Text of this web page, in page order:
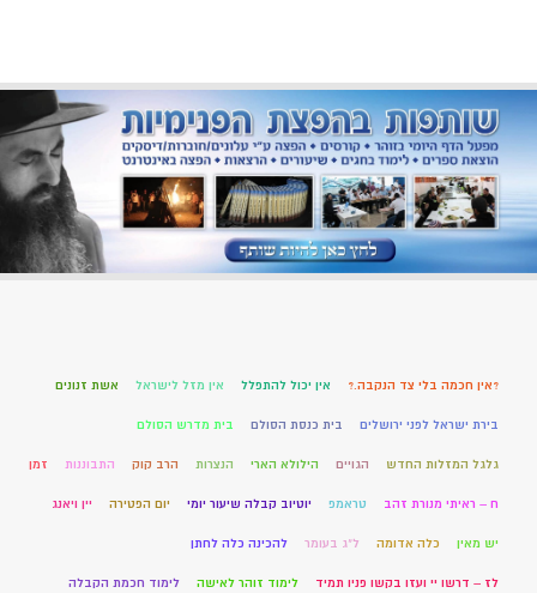
?אין חכמה בלי צד הנקבה.? אין יכול להתפלל אין מזל לישראל אשת זנונים
בירת ישראל לפני ירושלים בית כנסת הסולם בית מדרש הסולם
גלגל המזלות החדש הגויים הילולא הארי הנצרות הרב קוק התבוננות זמן
ח – ראיתי מנורת זהב טראמפ יוטיוב קבלה שיעור יומי יום הפטירה יין ויאנג
יש מאין כלה אדומה ל"ג בעומר להכינה כלה לחתן
לז – דרשו יי ועזו בקשו פניו תמיד לימוד זוהר לאישה לימוד חכמת הקבלה